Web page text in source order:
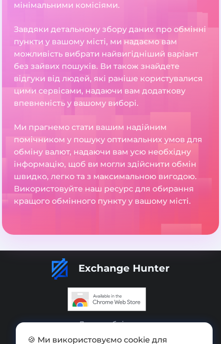
мінімальними комісіями.
Завдяки детальному збору даних про обмінні
пункти у вашому місті, ми надаємо вам
можливість вибрати найвигідніший варіант
без зайвих пошуків. Ви також знайдете
відгуки від людей, які раніше користувалися
цими сервісами, надаючи вам додаткову
впевненість у вашому виборі.
Ми прагнемо стати вашим надійним
помічником у пошуку оптимальних умов для
обміну валют, надаючи вам усю необхідну
інформацію, щоб ви могли здійснити обмін
швидко, легко та з максимальною вигодою.
Використовуйте наш ресурс для обирання
кращого обмінного пункту у вашому місті.
Exchange Hunter
Додати обмінник
Мапа сайту
🍪 Ми використовуємо cookie для